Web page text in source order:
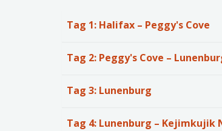
Tag 1: Halifax – Peggy's Cove
Tag 2: Peggy's Cove –
Tag 3: Lunenburg
Tag 4: Lunenburg – Kejimkujik